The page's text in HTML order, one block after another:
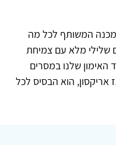
המשותף לכל מה
שלילי מלא עם צמיחת
שלנו במסרים
אריקסון, הוא הבסיס לכל